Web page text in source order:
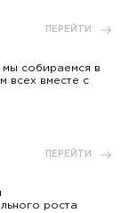
ПЕРЕЙТИ
собираемся в
всех вместе с
ПЕРЕЙТИ
роста